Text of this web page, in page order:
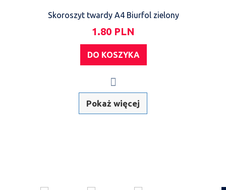
Skoroszyt twardy A4 Biurfol zielony
1.80 PLN
DO KOSZYKA
Pokaż więcej